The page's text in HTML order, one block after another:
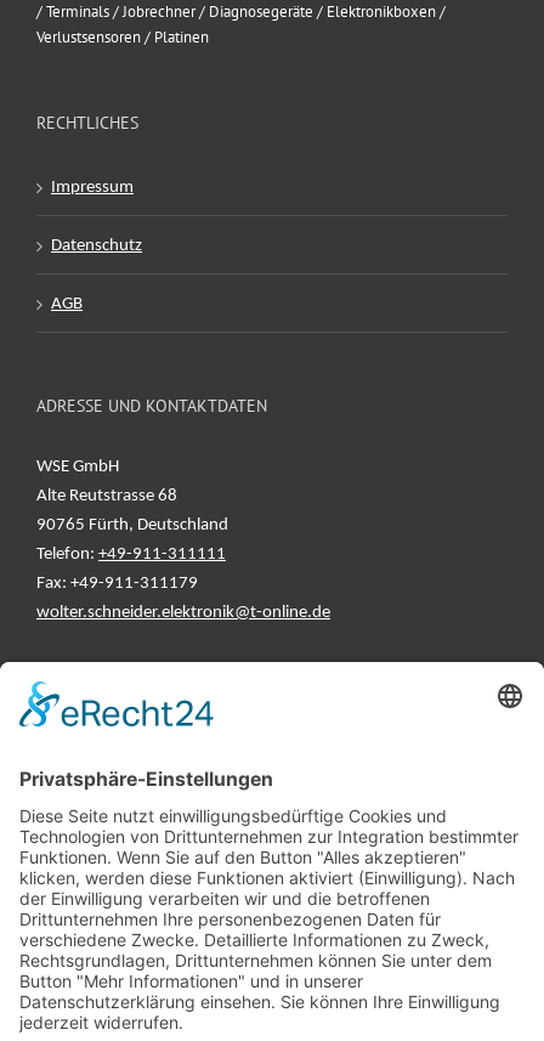
/ Terminals / Jobrechner / Diagnosegeräte / Elektronikboxen /
Verlustsensoren / Platinen
RECHTLICHES
Impressum
Datenschutz
AGB
ADRESSE UND KONTAKTDATEN
WSE GmbH
Alte Reutstrasse 68
90765 Fürth, Deutschland
Telefon: +49-911-311111
Fax: +49-911-311179
wolter.schneider.elektronik@t-online.de
INFORMATIONEN
Hersteller
Fehlerliste
Impressum
Datenschutzerklärung